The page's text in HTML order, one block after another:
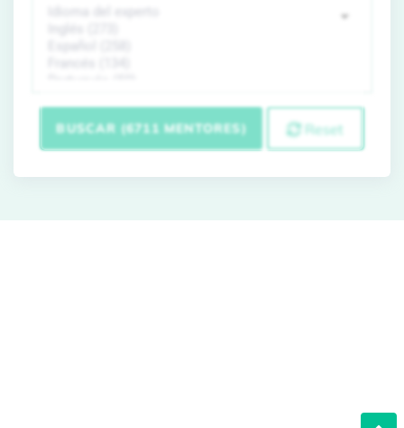
BUSCAR (6711 MENTORES) Reset